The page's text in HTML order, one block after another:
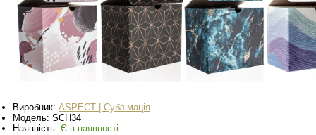
Виробник: ASPECT | Сублімація
Модель: SCH34
Наявність: Є в наявності